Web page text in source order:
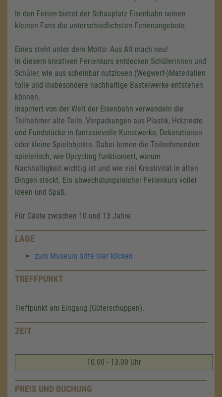
In den Ferien bietet der Schauplatz Eisenbahn seinen
kleinen Fans die unterschiedlichsten Ferienangebote.
Eines steht unter dem Motto: Aus Alt mach neu!
In diesem kreativen Ferienkurs entdecken Schülerinnen und
Schüler, wie aus scheinbar nutzlosen (Wegwerf-)Materialien
tolle und insbesondere nachhaltige Bastelwerke entstehen
können.
Inspiriert von der Welt der Eisenbahn verwandeln die
Teilnehmer alte Teile, Verpackungen aus Plastik, Holzreste
und Fundstücke in fantasievolle Kunstwerke, Dekorationen
oder kleine Spielobjekte. Dabei lernen die Teilnehmenden
spielerisch, wie Upcycling funktioniert, warum
Nachhaltigkeit wichtig ist und wie viel Kreativität in alten
Dingen steckt. Ein abwechslungsreicher Ferienkurs voller
Ideen und Spaß.
Für Gäste zwischen 10 und 13 Jahre.
LAGE
zum Museum bitte hier klicken
TREFFPUNKT
Treffpunkt am Eingang (Güterschuppen).
ZEIT
10.00 - 13.00 Uhr
PREIS UND BUCHUNG